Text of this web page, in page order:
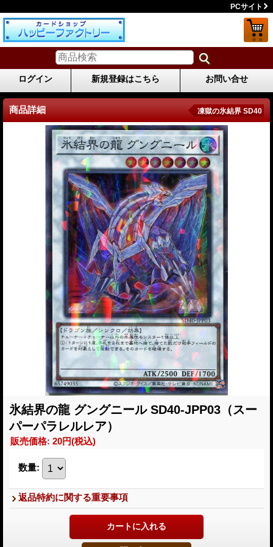
PCサイト
ログイン 新規登録はこちら お問い合せ
商品詳細 凍獄の氷結界 SD40
氷結界の龍 グングニール SD40-JPP03（スー
パーパラレルレア）
販売価格: 20円(税込)
数量:
返品特約に関する重要事項